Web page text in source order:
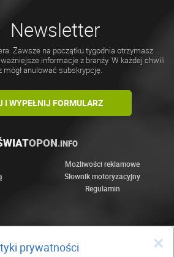
Newsletter
Zawsze na początku tygodnia otrzymasz
informacje z branży. W każdej chwili
mógł anulować subskrypcję.
I WYPEŁNIJ FORMULARZ
OPON.INFO
Możliwości reklamowe
Słownik motoryzacyjny
Regulamin
×
prywatności